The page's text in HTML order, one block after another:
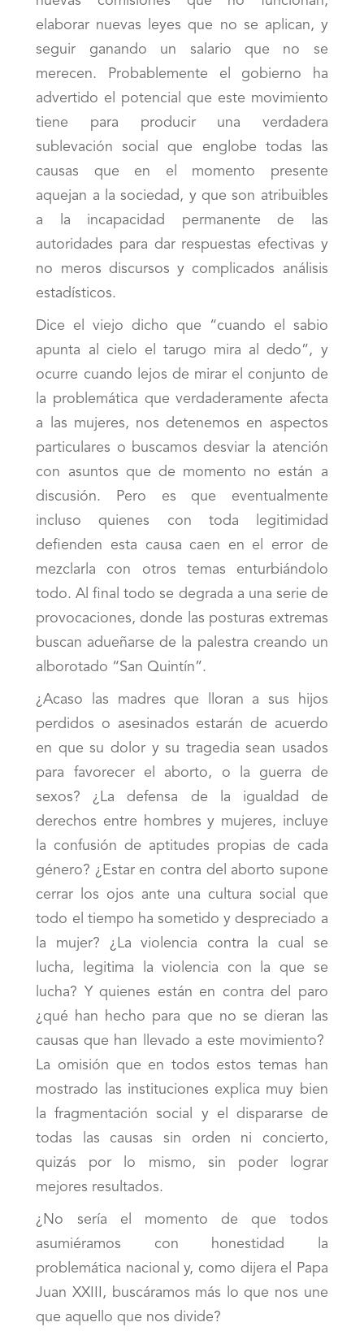
elaborar nuevas leyes que no se aplican, y
seguir ganando un salario que no se
merecen. Probablemente el gobierno ha
advertido el potencial que este movimiento
tiene para producir una verdadera
sublevación social que englobe todas las
causas que en el momento presente
aquejan a la sociedad, y que son atribuibles
a la incapacidad permanente de las
autoridades para dar respuestas efectivas y
no meros discursos y complicados análisis
estadísticos.
Dice el viejo dicho que “cuando el sabio
apunta al cielo el tarugo mira al dedo”, y
ocurre cuando lejos de mirar el conjunto de
la problemática que verdaderamente afecta
a las mujeres, nos detenemos en aspectos
particulares o buscamos desviar la atención
con asuntos que de momento no están a
discusión. Pero es que eventualmente
incluso quienes con toda legitimidad
defienden esta causa caen en el error de
mezclarla con otros temas enturbiándolo
todo. Al final todo se degrada a una serie de
provocaciones, donde las posturas extremas
buscan adueñarse de la palestra creando un
alborotado “San Quintín”.
¿Acaso las madres que lloran a sus hijos
perdidos o asesinados estarán de acuerdo
en que su dolor y su tragedia sean usados
para favorecer el aborto, o la guerra de
sexos? ¿La defensa de la igualdad de
derechos entre hombres y mujeres, incluye
la confusión de aptitudes propias de cada
género? ¿Estar en contra del aborto supone
cerrar los ojos ante una cultura social que
todo el tiempo ha sometido y despreciado a
la mujer? ¿La violencia contra la cual se
lucha, legitima la violencia con la que se
lucha? Y quienes están en contra del paro
¿qué han hecho para que no se dieran las
causas que han llevado a este movimiento?
La omisión que en todos estos temas han
mostrado las instituciones explica muy bien
la fragmentación social y el dispararse de
todas las causas sin orden ni concierto,
quizás por lo mismo, sin poder lograr
mejores resultados.
¿No sería el momento de que todos
asumiéramos con honestidad la
problemática nacional y, como dijera el Papa
Juan XXIII, buscáramos más lo que nos une
que aquello que nos divide?